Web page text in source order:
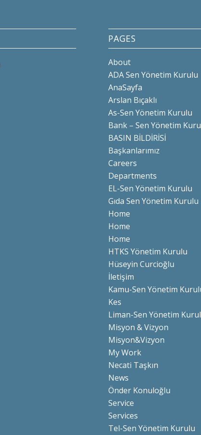
PAGES
About
ADA Sen Yönetim Kurulu
AnaSayfa
Arslan Bıçaklı
As-Sen Yönetim Kurulu
Bank – Sen Yönetim
BASIN BİLDİRİSİ
Başkanlarımız
Careers
Departments
EL-Sen Yönetim Kurulu
Gıda Sen Yönetim Kurulu
Home
Home
Home
HTKS Yönetim Kurulu
Hüseyin Curcioğlu
İletişim
Kamu-Sen Yönetim
Kes
Liman-Sen Yönetim
Misyon & Vizyon
Misyon&Vizyon
My Work
Necati Taşkın
News
Önder Konuloğlu
Service
Services
Tel-Sen Yönetim Kurulu